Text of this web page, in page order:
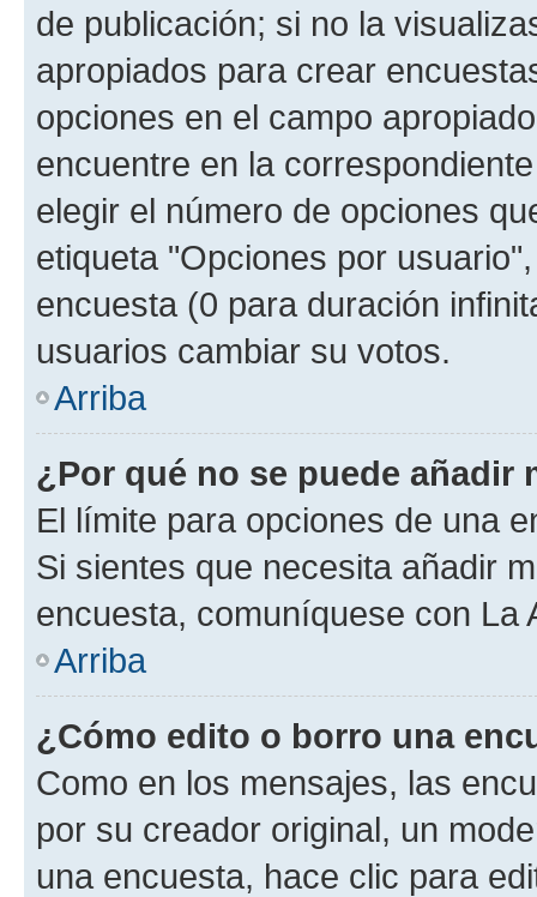
de publicación; si no la
apropiados para crear
opciones en el campo
encuentre en la
elegir el número de opciones
etiqueta "Opciones por
encuesta (0 para duración
usuarios cambiar su votos.
Arriba
¿Por qué no se puede añadir
El límite para opciones de una
Si sientes que necesita añadir
encuesta, comuníquese con La
Arriba
¿Cómo edito o borro una
Como en los mensajes, las
por su creador original, un
una encuesta, hace clic para